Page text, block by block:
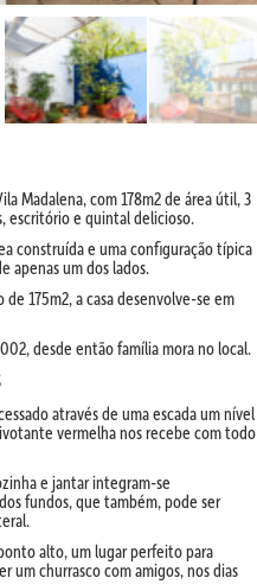
Madalena, com 178m2 de área útil, 3
escritório e quintal delicioso.
construída e uma configuração típica
apenas um dos lados.
175m2, a casa desenvolve-se em
desde então família mora no local.
através de uma escada um nível
vermelha nos recebe com todo
e jantar integram-se
fundos, que também, pode ser
alto, um lugar perfeito para
um churrasco com amigos, nos dias